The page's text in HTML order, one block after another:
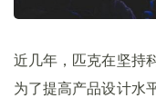
近几年，匹克在坚持
为了提高产品设计水